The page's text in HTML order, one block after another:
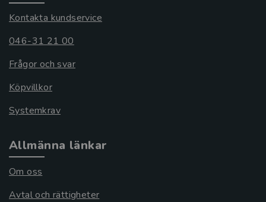
Kontakta kundservice
046-31 21 00
Frågor och svar
Köpvillkor
Systemkrav
Allmänna länkar
Om oss
Avtal och rättigheter